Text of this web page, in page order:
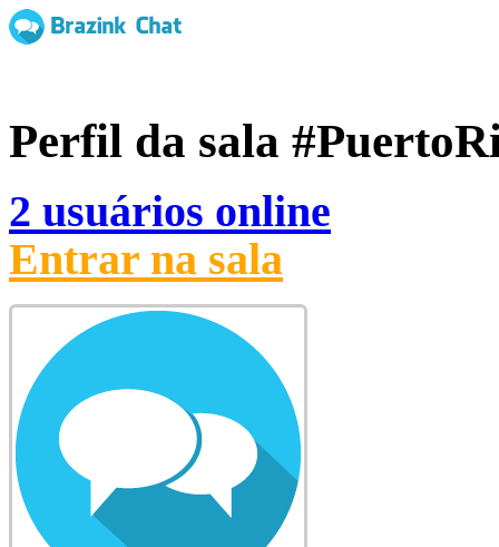
Perfil da sala
2 usuários online
Entrar na sala